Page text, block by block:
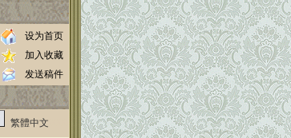
设为首页
加入收藏
发送稿件
繁體中文